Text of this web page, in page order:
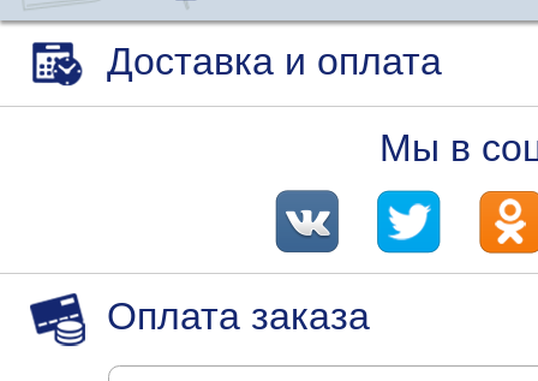
Доставка и оплата
Мы в
Оплата заказа